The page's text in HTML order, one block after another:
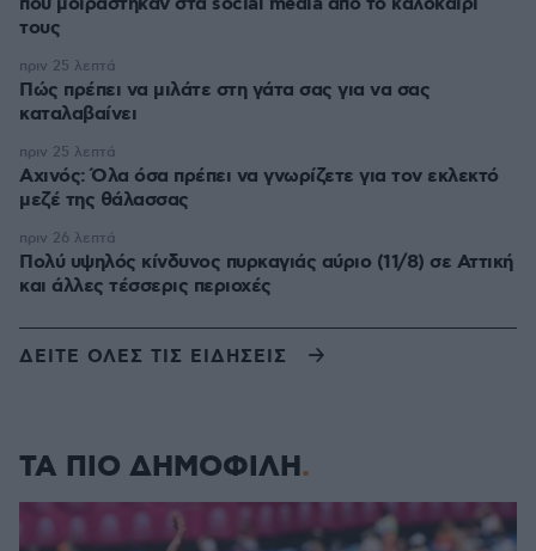
τους
Πώς πρέπει να μιλάτε στη γάτα σας για να σας
καταλαβαίνει
πριν 25 λεπτά
Αχινός: Όλα όσα πρέπει να γνωρίζετε για τον εκλεκτό
μεζέ της θάλασσας
πριν 25 λεπτά
Πολύ υψηλός κίνδυνος πυρκαγιάς αύριο (11/8) σε Αττική
και άλλες τέσσερις περιοχές
πριν 26 λεπτά
ΔΕΙΤΕ ΟΛΕΣ ΤΙΣ ΕΙΔΗΣΕΙΣ
ΤΑ ΠΙΟ ΔΗΜΟΦΙΛΗ